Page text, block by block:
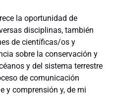
la oportunidad de
disciplinas, también
de científicas/os y
sobre la conservación y
y del sistema terrestre
de comunicación
y comprensión y, de mi